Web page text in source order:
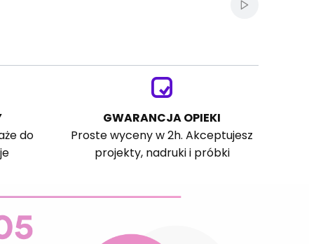
Włącz
do
GWARANCJA OPIEKI
Proste wyceny w 2h. Akceptujesz
projekty, nadruki i próbki